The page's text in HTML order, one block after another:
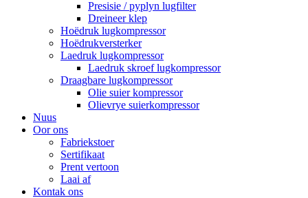
Presisie / pyplyn lugfilter
Dreineer klep
Hoëdruk lugkompressor
Hoëdrukversterker
Laedruk lugkompressor
Laedruk skroef lugkompressor
Draagbare lugkompressor
Olie suier kompressor
Olievrye suierkompressor
Nuus
Oor ons
Fabriekstoer
Sertifikaat
Prent vertoon
Laai af
Kontak ons